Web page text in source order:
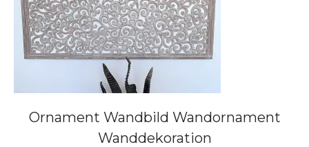
Ornament Wandbild Wandornament
Wanddekoration